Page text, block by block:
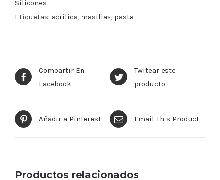
Silicones
Etiquetas: acrílica, masillas, pasta
Compartir En
Facebook
Twitear este
producto
Añadir a Pinterest Email This Product
Productos relacionados